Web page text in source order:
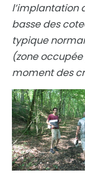
l’implantation
basse des
typique
(zone
moment des